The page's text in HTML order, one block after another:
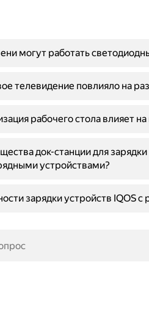
могут работать
телевидение повлияло на
рабочего стола влияет
док-станции для
устройствами?
зарядки устройств IQOS